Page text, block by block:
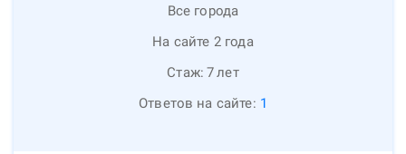
Все города
На сайте 2 года
Стаж: 7лет
Ответов на сайте: 1